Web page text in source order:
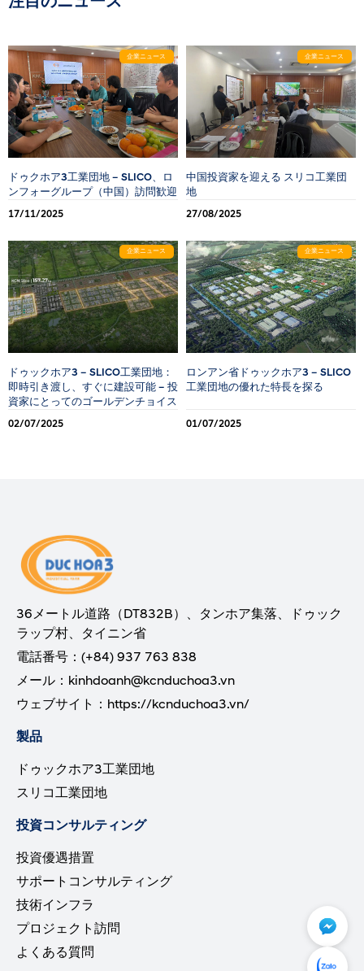
企業ニュース
ドゥクホア3工業団地 – SLICO、ロ
ンフォーグループ（中国）訪問歓迎
17/11/2025
企業ニュース
中国投資家を迎える スリコ工業団
地
27/08/2025
企業ニュース
ドゥックホア3 – SLICO工業団地：
即時引き渡し、すぐに建設可能 – 投
資家にとってのゴールデンチョイス
02/07/2025
企業ニュース
ロンアン省ドゥックホア3 – SLICO
工業団地の優れた特長を探る
01/07/2025
36メートル道路（DT832B）、タンホア集落、ドゥック
ラップ村、タイニン省
電話番号：(+84) 937 763 838
メール：kinhdoanh@kcnduchoa3.vn
ウェブサイト：https://kcnduchoa3.vn/
製品
ドゥックホア3工業団地
スリコ工業団地
投資コンサルティング
投資優遇措置
サポートコンサルティング
技術インフラ
プロジェクト訪問
よくある質問